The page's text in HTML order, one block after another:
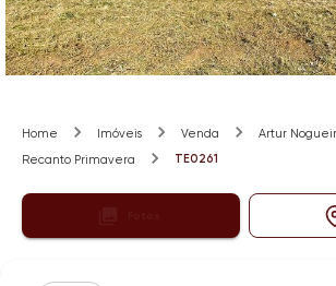
Home Imóveis Venda
Artur
Recanto Primavera
TE0261